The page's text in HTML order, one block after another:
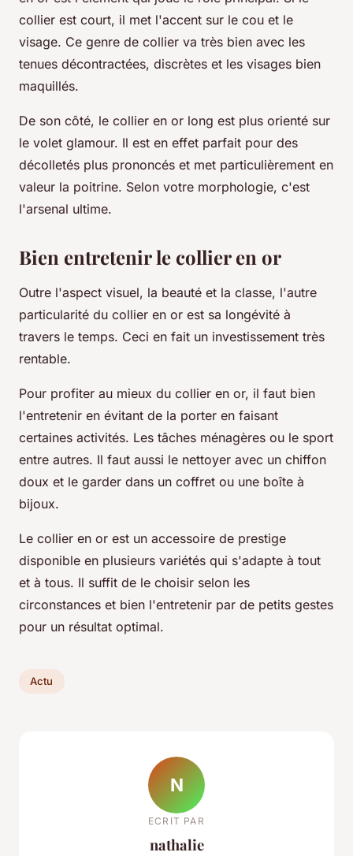
collier est court, il met l'accent sur le cou et le
visage. Ce genre de collier va très bien avec les
tenues décontractées, discrètes et les visages bien
maquillés.
De son côté, le collier en or long est plus orienté sur
le volet glamour. Il est en effet parfait pour des
décolletés plus prononcés et met particulièrement en
valeur la poitrine. Selon votre morphologie, c'est
l'arsenal ultime.
Bien entretenir le collier en or
Outre l'aspect visuel, la beauté et la classe, l'autre
particularité du collier en or est sa longévité à
travers le temps. Ceci en fait un investissement très
rentable.
Pour profiter au mieux du collier en or, il faut bien
l'entretenir en évitant de la porter en faisant
certaines activités. Les tâches ménagères ou le sport
entre autres. Il faut aussi le nettoyer avec un chiffon
doux et le garder dans un coffret ou une boîte à
bijoux.
Le collier en or est un accessoire de prestige
disponible en plusieurs variétés qui s'adapte à tout
et à tous. Il suffit de le choisir selon les
circonstances et bien l'entretenir par de petits gestes
pour un résultat optimal.
Actu
N
ECRIT PAR
nathalie